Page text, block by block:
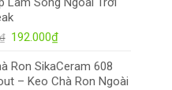
Giá
là:
220.000₫.
192.000₫Giá
tại
là:
Ron SikaCeram 608
– Keo Chà Ron Ngoài